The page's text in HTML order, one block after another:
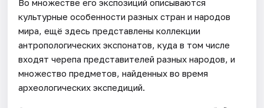
Во множестве его экспозиций описываются
культурные особенности разных стран и народов
мира, ещё здесь представлены коллекции
антропологических экспонатов, куда в том числе
входят черепа представителей разных народов, и
множество предметов, найденных во время
археологических экспедиций.